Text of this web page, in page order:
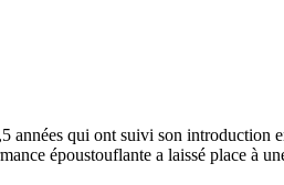
années qui ont suivi son
époustouflante a laissé place à